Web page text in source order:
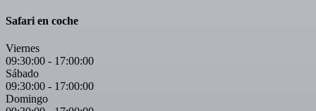
Safari en coche
Viernes
09:30:00 - 17:00:00
Sábado
09:30:00 - 17:00:00
Domingo